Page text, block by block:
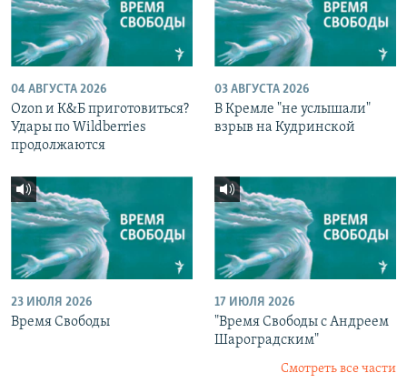
04 АВГУСТА 2026
Ozon и К&Б приготовиться?
Удары по Wildberries
продолжаются
03 АВГУСТА 2026
В Кремле "не услышали"
взрыв на Кудринской
23 ИЮЛЯ 2026
Время Свободы
17 ИЮЛЯ 2026
"Время Свободы с Андреем
Шароградским"
Смотреть все части